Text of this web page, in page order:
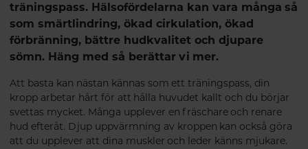
träningspass. Hälsofördelarna kan vara många så
som smärtlindring, ökad cirkulation, ökad
förbränning, bättre hudkvalitet och djupare
sömn. Häng med så berättar vi mer.
Att basta kan nästan kännas som ett träningspass, din
kropp arbetar hårt för att hålla huvudet kallt och du börjar
svettas mycket. Många upplever en fräschare och renare
hud efteråt. Djup uppvärmning av kroppen kan också göra
att du upplever att dina muskler och leder känns mjukare.